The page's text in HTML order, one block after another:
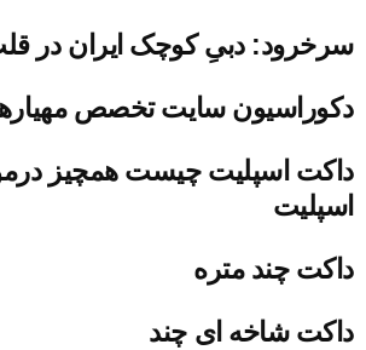
سرخرود: دبیِ کوچک ایران در
دکوراسیون سایت تخصص
داکت اسپلیت چیست همچیز
اسپلیت
داکت چند متره
داکت شاخه ای چند